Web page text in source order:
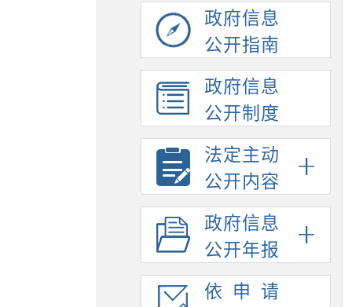
政府信息
公开指南
政府信息
公开制度
法定主动
公开内容
政府信息
公开年报
依申请